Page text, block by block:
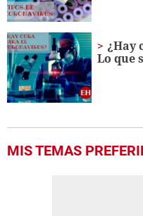
¿Hay
Lo que
MIS TEMAS